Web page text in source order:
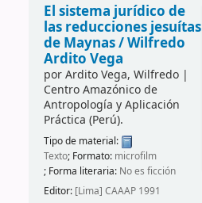
El sistema jurídico de
las reducciones jesuítas
de Maynas /Wilfredo
Ardito Vega
porArdito Vega, Wilfredo|
Centro Amazónico de
Antropología y Aplicación
Práctica (Perú).
Tipo de material:
Texto; Formato: microfilm
; Forma literaria: No es ficción
Editor: [Lima] CAAAP 1991